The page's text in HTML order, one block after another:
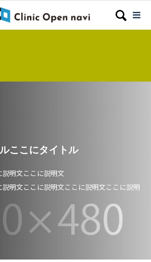
ここにタイトル
明文ここに説明文
明文ここに説明文ここに説明文ここに説明